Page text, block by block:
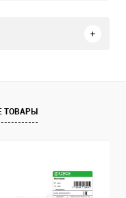
ТОВАРЫ